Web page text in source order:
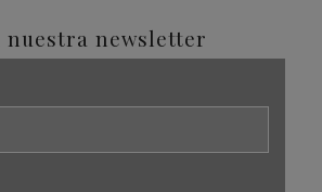
nuestra newsletter